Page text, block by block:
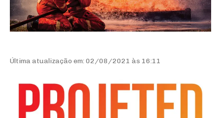
Última atualização em: 02/08/2021 às 16:11